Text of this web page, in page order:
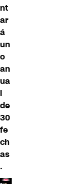
nt
ar
á
un
o
an
ua
l
de
30
fe
ch
as
.